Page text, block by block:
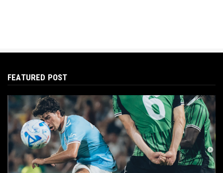
FEATURED POST